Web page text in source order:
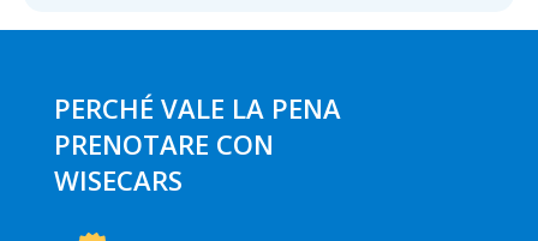
PERCHÉ VALE LA PENA
PRENOTARE CON
WISECARS